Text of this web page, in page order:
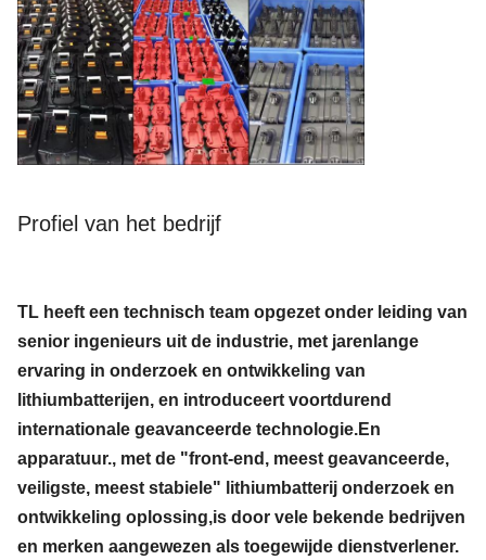
Profiel van het bedrijf
TL heeft een technisch team opgezet onder leiding van
senior ingenieurs uit de industrie, met jarenlange
ervaring in onderzoek en ontwikkeling van
lithiumbatterijen, en introduceert voortdurend
internationale geavanceerde technologie.En
apparatuur., met de "front-end, meest geavanceerde,
veiligste, meest stabiele" lithiumbatterij onderzoek en
ontwikkeling oplossing,is door vele bekende bedrijven
en merken aangewezen als toegewijde dienstverlener.